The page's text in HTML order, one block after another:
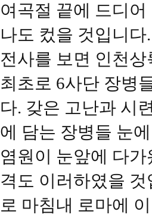
여곡절 끝에 드디
나도 컸을 것입니
전사를 보면 인천
최초로 6사단 장병
다. 갖은 고난과 시
에 담는 장병들 눈
염원이 눈앞에 다
격도 이러하였을
로 마침내 로마에